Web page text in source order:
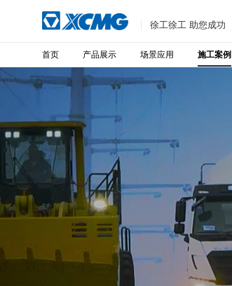
徐工徐工 助您成功
首页 产品展示 场景应用 施工案例